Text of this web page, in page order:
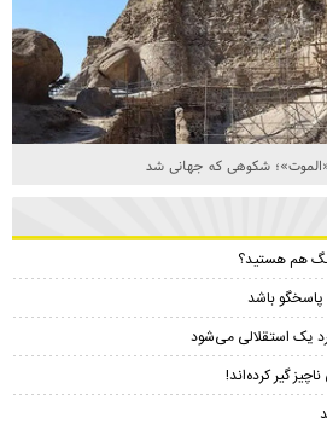
«الموت»؛ شکوهی که جهانی شد
هم هستید؟
پاسخگو باشد
یک استقلالی می‌شود
گیر کرده‌اند!